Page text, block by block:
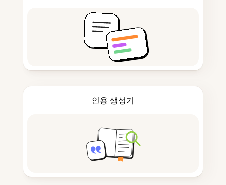
인용 생성기